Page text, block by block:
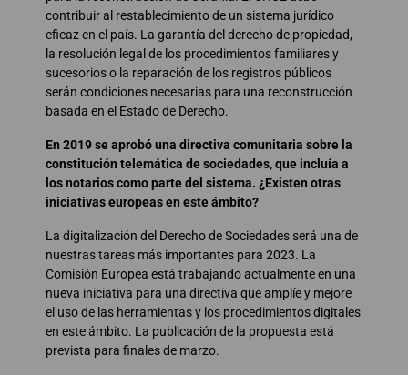
contribuir al restablecimiento de un sistema jurídico
eficaz en el país. La garantía del derecho de propiedad,
la resolución legal de los procedimientos familiares y
sucesorios o la reparación de los registros públicos
serán condiciones necesarias para una reconstrucción
basada en el Estado de Derecho.
En 2019 se aprobó una directiva comunitaria sobre la
constitución telemática de sociedades, que incluía a
los notarios como parte del sistema. ¿Existen otras
iniciativas europeas en este ámbito?
La digitalización del Derecho de Sociedades será una de
nuestras tareas más importantes para 2023. La
Comisión Europea está trabajando actualmente en una
nueva iniciativa para una directiva que amplíe y mejore
el uso de las herramientas y los procedimientos digitales
en este ámbito. La publicación de la propuesta está
prevista para finales de marzo.